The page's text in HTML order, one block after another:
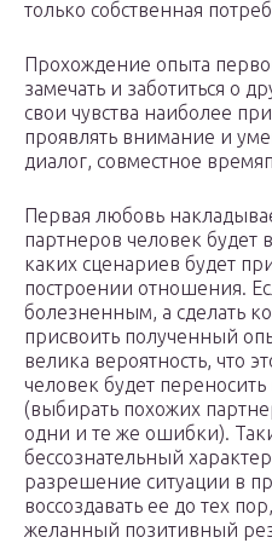
только собственная
Прохождение опыта
замечать и заботиться о
свои чувства наиболее
проявлять внимание и
диалог, совместное
Первая любовь
партнеров человек
каких сценариев будет
построении отношения.
болезненным, а сделать
присвоить полученный
велика вероятность, что
человек будет
(выбирать похожих
одни и те же ошибки).
бессознательный
разрешение ситуации в
воссоздавать ее до тех
желанный позитивный